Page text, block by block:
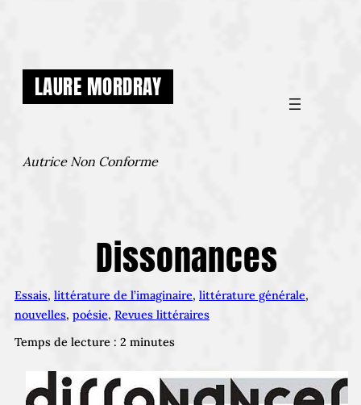
LAURE MORDRAY
Autrice Non Conforme
Dissonances
Essais, littérature de l’imaginaire, littérature générale
nouvelles, poésie, Revues littéraires
Temps de lecture : 2 minutes